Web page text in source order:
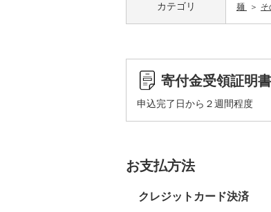
カテゴリ 麺 そ
寄付金受領証明
申込完了日から２週間程度
お支払方法
クレジットカード決済